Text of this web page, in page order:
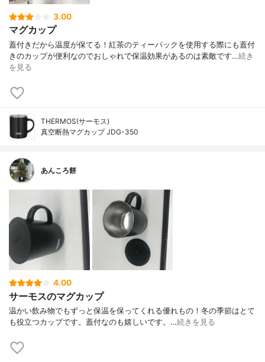
3.00
マグカップ
蓋付きだから温度が保てる！紅茶のティーパックを使用する際にも蓋付
きのカップが便利なのでおしゃれで保温効果があるのは素敵です…続き
を見る
THERMOS(サーモス)
真空断熱マグカップ JDG-350
あんころ餅
4.00
サーモスのマグカップ
温かい飲み物でもずっと保温を保ってくれる優れもの！冬の季節はとて
も役立つカップです。蓋付なのも嬉しいです。…続きを見る